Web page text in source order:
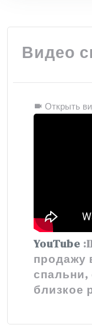
Видео
Открыть
YouTube
продажу
близкое